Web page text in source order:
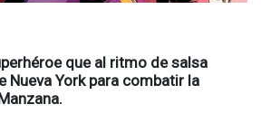
que al ritmo de salsa
Nueva York para combatir la